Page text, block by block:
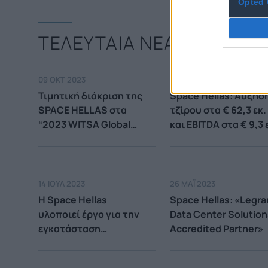
ΤΕΛΕΥΤΑΙΑ ΝΕΑ
09 ΟΚΤ 2023
Τιμητική διάκριση της
SPACE HELLAS στα
“2023 WITSA Global
Space Hellas:
τζίρου στα € 62,3 εκ.
και EBITDA στα € 9,3
14 ΙΟΥΛ 2023
Η Space Hellas
υλοποιεί έργο για την
εγκατάσταση
26 ΜΑΪ́ 2023
Space Hellas:
Data Center
Accredited Partner»